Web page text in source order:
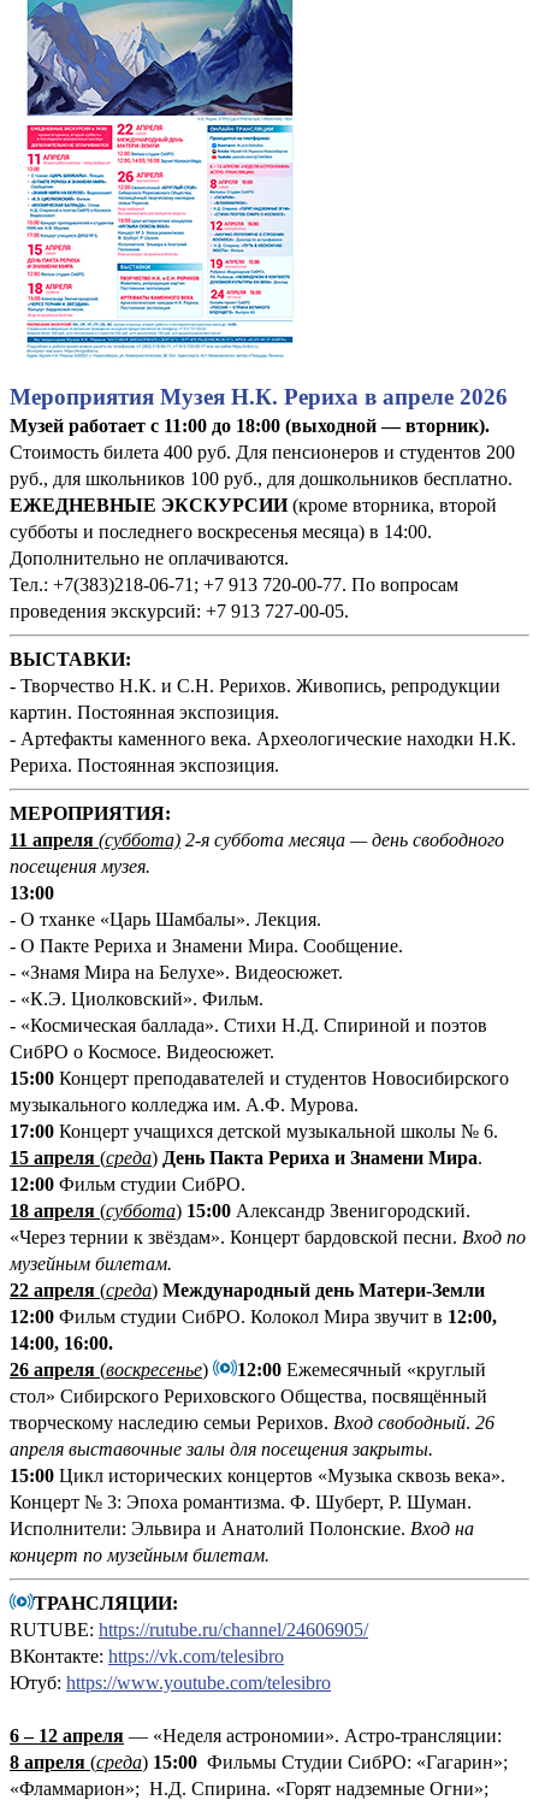
Мероприятия Музея Н.К. Рериха в апреле 2026
Музей работает с 11:00 до 18:00 (выходной — вторник).
Стоимость билета 400 руб. Для пенсионеров и студентов 200
руб., для школьников 100 руб., для дошкольников бесплатно.
ЕЖЕДНЕВНЫЕ ЭКСКУРСИИ(кроме вторника, второй
субботы и последнего воскресенья месяца) в 14:00.
Дополнительно не оплачиваются.
Тел.: +7(383)218-06-71; +7 913 720-00-77. По вопросам
проведения экскурсий: +7 913 727-00-05.
ВЫСТАВКИ:
- Творчество Н.К. и С.Н. Рерихов. Живопись, репродукции
картин. Постоянная экспозиция.
- Артефакты каменного века. Археологические находки Н.К.
Рериха. Постоянная экспозиция.
МЕРОПРИЯТИЯ:
11 апреля (суббота) 2-я суббота месяца — день свободного
посещения музея.
13:00
- О тханке «Царь Шамбалы». Лекция.
- О Пакте Рериха и Знамени Мира. Сообщение.
- «Знамя Мира на Белухе». Видеосюжет.
- «К.Э. Циолковский». Фильм.
- «Космическая баллада». Стихи Н.Д. Спириной и поэтов
СибРО о Космосе. Видеосюжет.
15:00 Концерт преподавателей и студентов Новосибирского
музыкального колледжа им. А.Ф. Мурова.
17:00 Концерт учащихся детской музыкальной школы № 6.
15 апреля (среда) День Пакта Рериха и Знамени Мира.
12:00 Фильм студии СибРО.
18 апреля (суббота) 15:00 Александр Звенигородский.
«Через тернии к звёздам». Концерт бардовской песни. Вход по
музейным билетам.
22 апреля (среда) Международный день Матери-Земли
12:00 Фильм студии СибРО. Колокол Мира звучит в 12:00,
14:00, 16:00.
26 апреля (воскресенье) 12:00 Ежемесячный «круглый
стол» Сибирского Рериховского Общества, посвящённый
творческому наследию семьи Рерихов. Вход свободный. 26
апреля выставочные залы для посещения закрыты.
15:00 Цикл исторических концертов «Музыка сквозь века».
Концерт № 3: Эпоха романтизма. Ф. Шуберт, Р. Шуман.
Исполнители: Эльвира и Анатолий Полонские. Вход на
концерт по музейным билетам.
ТРАНСЛЯЦИИ:
RUTUBE: https://rutube.ru/channel/24606905/
ВКонтакте: https://vk.com/telesibro
Ютуб: https://www.youtube.com/telesibro
6 – 12 апреля — «Неделя астрономии». Астро-трансляции:
8 апреля (среда) 15:00 Фильмы Студии СибРО: «Гагарин»;
«Фламмарион»; Н.Д. Спирина. «Горят надземные Огни»;